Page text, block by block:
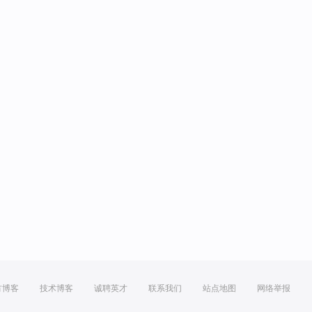
博客 技术博客 诚聘英才 联系我们 站点地图 网络举报